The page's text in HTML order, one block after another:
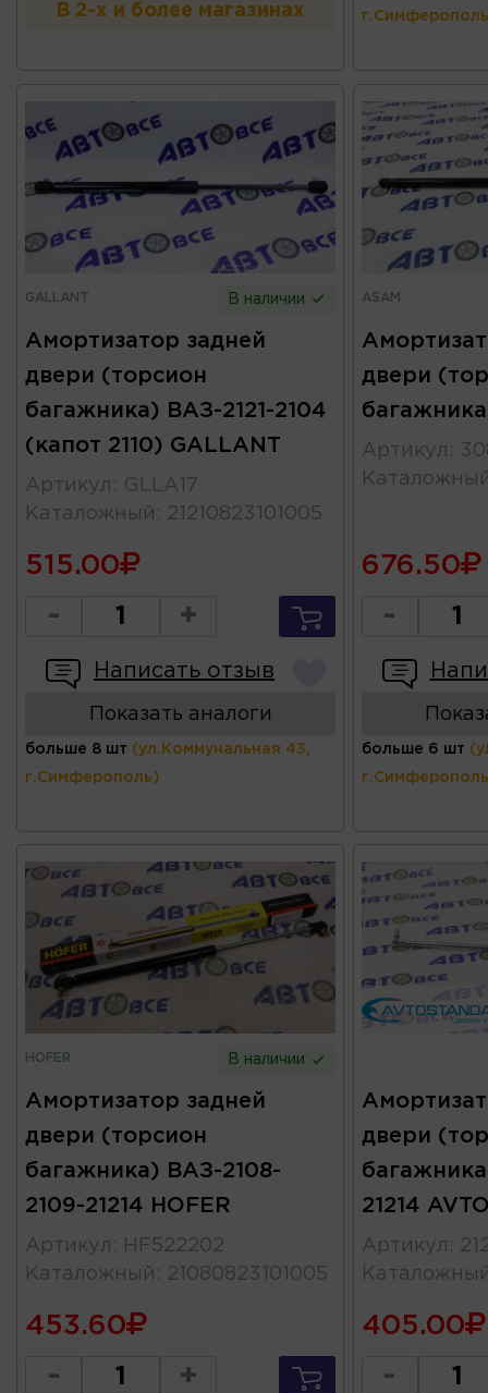
В 2-х и более магазинах
GALLANT В наличии
Амортизатор задней
двери (торсион
багажника) ВАЗ-2121-2104
(капот 2110) GALLANT
Артикул : GLLA17
Каталожный : 21210823101005
515.00
- +
Написать отзыв
Показать аналоги
больше 8 шт (ул.Коммунальная 43,
г.Симферополь)
ASAM
двери
Артикул :
676.50
-
больше 6 шт
HOFER В наличии
Амортизатор задней
двери (торсион
багажника) ВАЗ-2108-
2109-21214 HOFER
Артикул :
HF522202
Каталожный : 21080823101005
453.60
- +
двери
21214
Артикул :
405.00
-